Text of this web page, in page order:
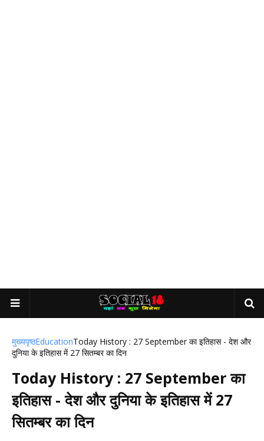
मुख्यपृष्ठEducationToday History : 27 September का इतिहास - देश और
दुनिया के इतिहास में 27 सितम्बर का दिन
Today History : 27 September का
इतिहास - देश और दुनिया के इतिहास में 27
सितम्बर का दिन